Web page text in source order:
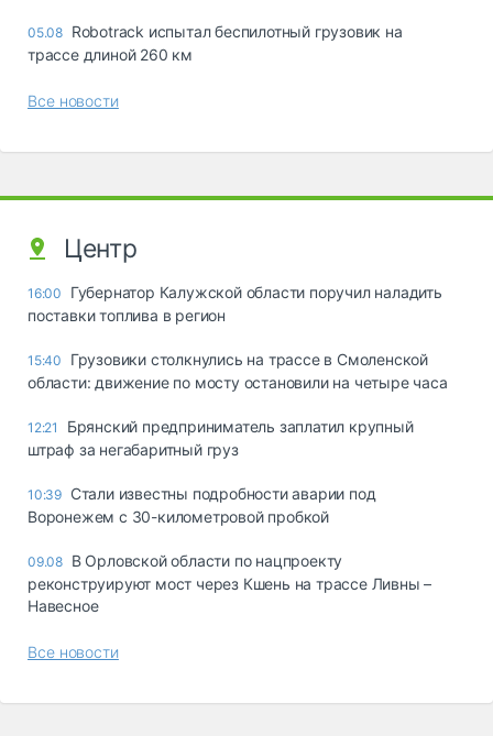
05.08 Robotrack испытал беспилотный грузовик на
трассе длиной 260 км
Все новости
Центр
16:00
Губернатор Калужской области поручил наладить
поставки топлива в регион
15:40
Грузовики столкнулись на трассе в Смоленской
области: движение по мосту остановили на четыре часа
12:21
Брянский предприниматель заплатил крупный
штраф за негабаритный груз
10:39 Стали известны подробности аварии под
Воронежем с 30-километровой пробкой
09.08 В Орловской области по нацпроекту
реконструируют мост через Кшень на трассе Ливны –
Навесное
Все новости